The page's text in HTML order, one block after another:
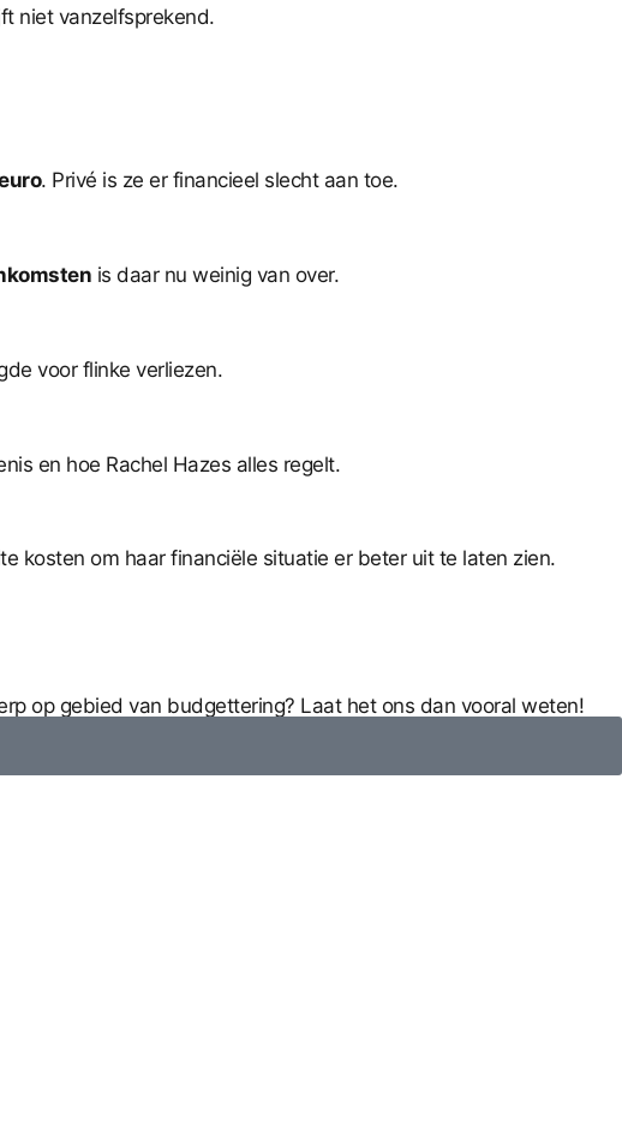
niet vanzelfsprekend.
. Privé is ze er financieel slecht aan toe.
is daar nu weinig van over.
voor flinke verliezen.
en hoe Rachel Hazes alles regelt.
kosten om haar financiële situatie er beter uit te laten zien.
op gebied van budgettering? Laat het ons dan vooral weten!